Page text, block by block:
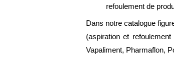
refoulement de
Dans notre catalogue
(aspiration et
Vapaliment, Pharmaflon,